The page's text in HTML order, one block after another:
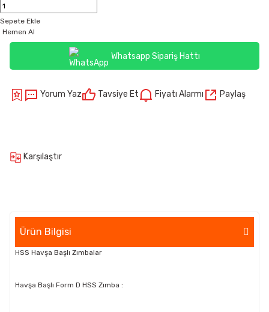
Sepete Ekle
Hemen Al
Whatsapp Sipariş Hattı
Yorum Yaz Tavsiye Et Fiyatı Alarmı Paylaş
Karşılaştır
Ürün Bilgisi
HSS Havşa Başlı Zımbalar
Havşa Başlı Form D HSS Zımba :